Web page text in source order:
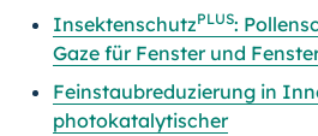
InsektenschutzPLUS:
Gaze für Fenster und
Feinstaubreduzierung in
photokatalytischer